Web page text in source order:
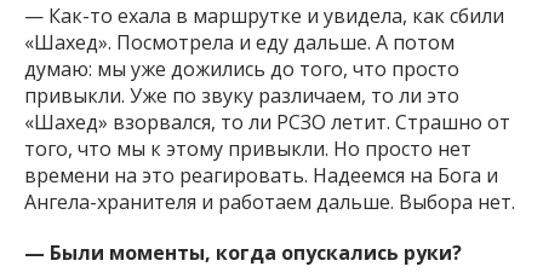
— Как-то ехала в маршрутке и увидела, как сбили
«Шахед». Посмотрела и еду дальше. А потом
думаю: мы уже дожились до того, что просто
привыкли. Уже по звуку различаем, то ли это
«Шахед» взорвался, то ли РСЗО летит. Страшно от
того, что мы к этому привыкли. Но просто нет
времени на это реагировать. Надеемся на Бога и
Ангела-хранителя и работаем дальше. Выбора нет.
— Были моменты, когда опускались руки?